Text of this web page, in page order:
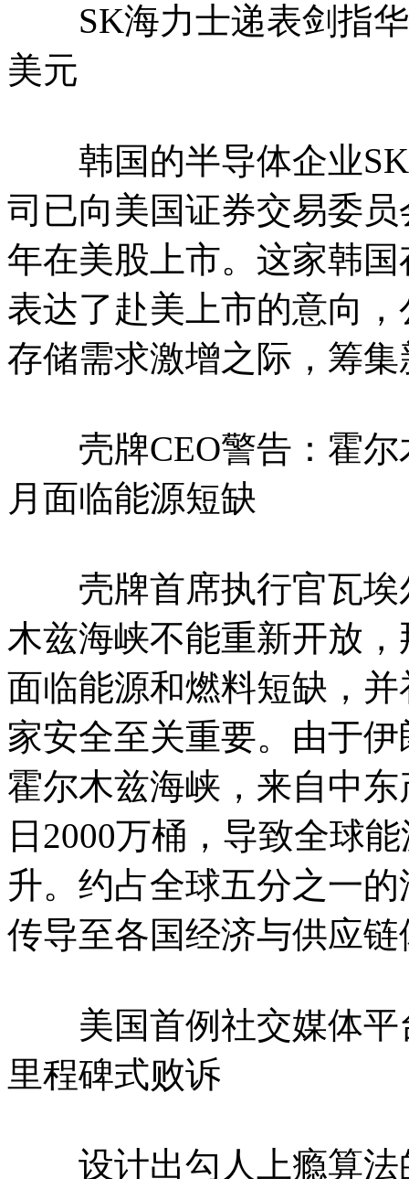
SK海力士递表剑指华
美元
韩国的半导体企业SK
司已向美国证券交易委
年在美股上市。这家韩
表达了赴美上市的意向
存储需求激增之际，筹
壳牌CEO警告：霍尔
月面临能源短缺
壳牌首席执行官瓦埃
木兹海峡不能重新开放
面临能源和燃料短缺，
家安全至关重要。由于
霍尔木兹海峡，来自中
日2000万桶，导致全球
升。约占全球五分之一
传导至各国经济与供应链
美国首例社交媒体平
里程碑式败诉
设计出勾人上瘾算法